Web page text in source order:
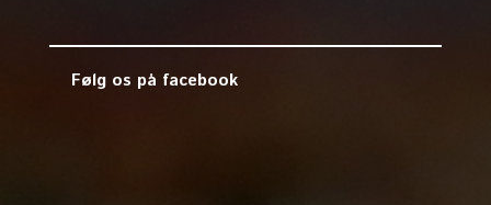
Følg os på facebook